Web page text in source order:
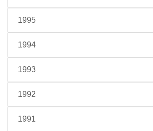
1995
1994
1993
1992
1991